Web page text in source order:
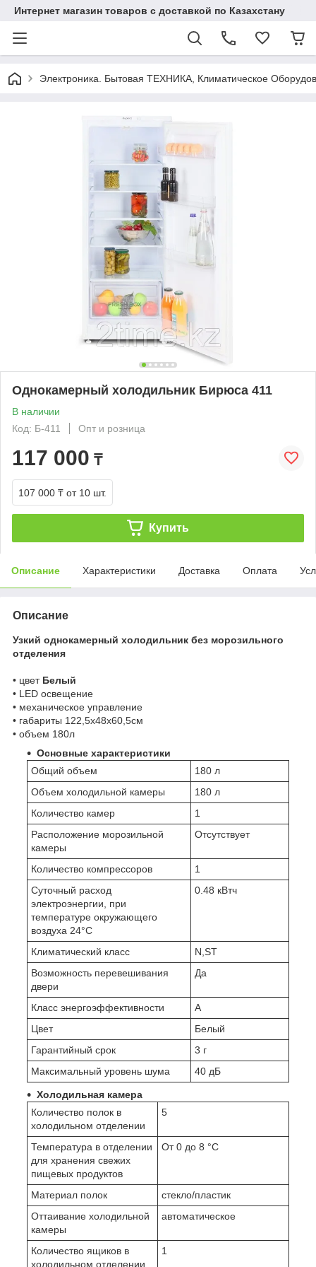
Интернет магазин товаров с доставкой по Казахстану
Электроника. Бытовая ТЕХНИКА, Климатическое
Однокамерный холодильник Бирюса 411
В наличии
Код: Б-411
Опт и розница
117 000 ₸
107 000 ₸ от 10 шт.
Купить
Описание Характеристики Доставка Оплата
Описание
Узкий однокамерный холодильник без морозильного
отделения
• цвет Белый
• LED освещение
• механическое управление
• габариты 122,5x48x60,5см
• объем 180л
Основные характеристики
Общий объем
180 л
Объем холодильной камеры
180 л
Количество камер
1
Расположение морозильной
камеры
Отсутствует
Количество компрессоров
1
Суточный расход
электроэнергии, при
температуре окружающего
воздуха 24°C
0.48 кВтч
Климатический класс
N,ST
Возможность перевешивания
двери
Да
Класс энергоэффективности
A
Цвет
Белый
Гарантийный срок
3 г
Максимальный уровень шума
40 дБ
Холодильная камера
Количество полок в
холодильном отделении
5
Температура в отделении
для хранения свежих
пищевых продуктов
От 0 до 8 °C
Материал полок
стекло/пластик
Оттаивание холодильной
камеры
автоматическое
Количество ящиков в
холодильном отделении
1